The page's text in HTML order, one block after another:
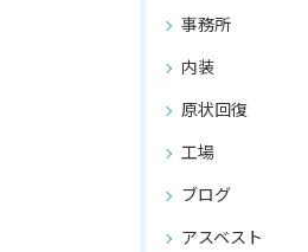
事務所
内装
原状回復
工場
ブログ
アスベスト